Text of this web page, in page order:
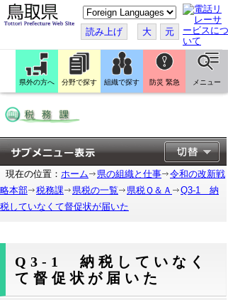
こ
の
ペ
ー
ジ
を
翻
訳
す
読み上げ 大 元
県外の方へ 分野で探す 組織で探す 防災 緊急 メニュー
現在の位置： ホーム 県の組織と仕事
令和の改新戦
略本部
税務課 県税の一覧 県税Ｑ＆Ａ
Q3-1 納
税していなくて督促状が届いた
Q3-1 納税していなく
て督促状が届いた